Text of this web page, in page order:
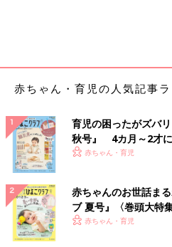
赤ちゃん・育児の人気記事
育児の困ったがズバ
秋号』 4カ月～2才に
いっぱい！
赤ちゃん・育児
赤ちゃんのお世話ま
ブ 夏号』〈巻頭大特
く！ おっぱい・ミル
赤ちゃん・育児